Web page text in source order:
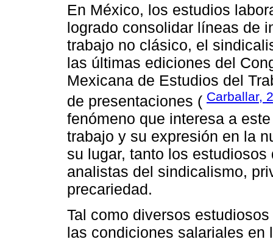
En México, los estudios
logrado consolidar líneas de
trabajo no clásico, el
las últimas ediciones del
Mexicana de Estudios del
de presentaciones ( Carballar,
fenómeno que interesa a
trabajo y su expresión en la
su lugar, tanto los
analistas del sindicalismo,
precariedad.
Tal como diversos
las condiciones salariales